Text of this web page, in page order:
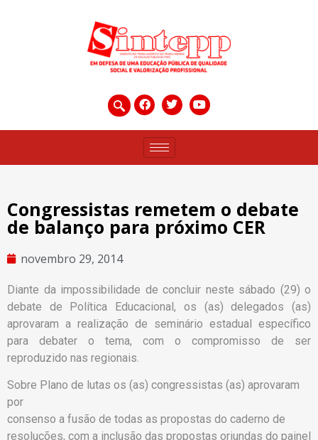
Congressistas remetem o debate
de balanço para próximo CER
novembro 29, 2014
Diante da impossibilidade de concluir neste sábado (29) o
debate de Política Educacional, os (as) delegados (as)
aprovaram a realização de seminário estadual específico
para debater o tema, com o compromisso de ser
reproduzido nas regionais.
Sobre Plano de lutas os (as) congressistas (as) aprovaram
por
consenso a fusão de todas as propostas do caderno de
resoluções, com a inclusão das propostas oriundas do painel